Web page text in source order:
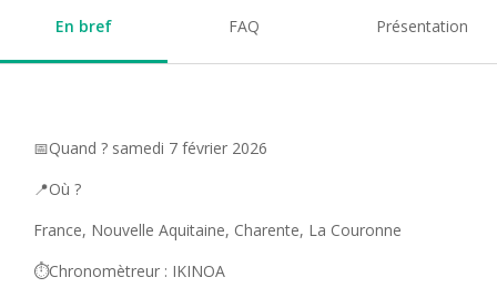
En bref FAQ Présentation
📅Quand ? samedi 7 février 2026
📍Où ?
France, Nouvelle Aquitaine, Charente, La Couronne
⏱️Chronomètreur : IKINOA